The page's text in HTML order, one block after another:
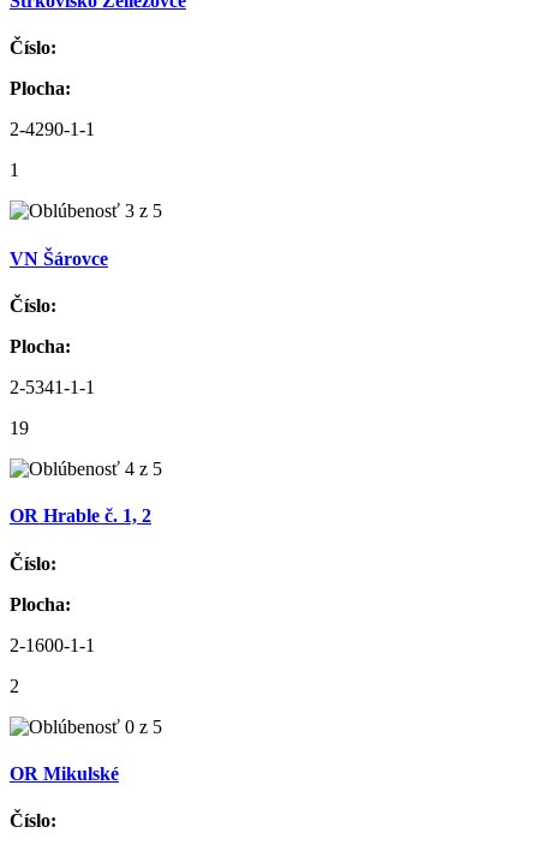
Číslo:
Plocha:
2-4290-1-1
1
VN Šárovce
Číslo:
Plocha:
2-5341-1-1
19
OR Hrable č. 1, 2
Číslo:
Plocha:
2-1600-1-1
2
OR Mikulské
Číslo: